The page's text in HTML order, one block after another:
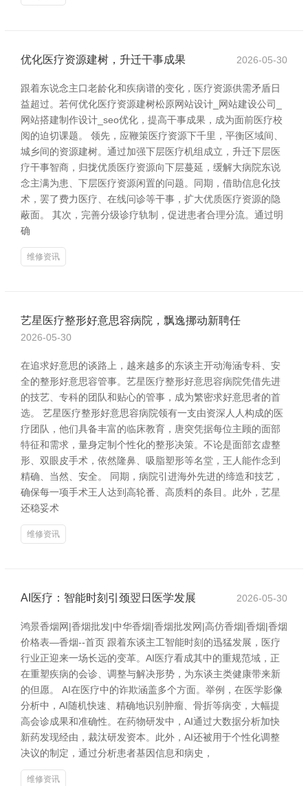
优化医疗资源建树，升迁干事成果 2026-05-30
跟着东说念主口老龄化和疾病谱的变化，医疗资源供需矛盾日
益超过。若何优化医疗资源建树松原网站设计_网站建设公司_
网站搭建制作设计_seo优化，提高干事成果，成为面前医疗校
阅的迫切课题。 领先，应鞭策医疗资源下千里，平衡区域间、
城乡间的资源建树。通过加强下层医疗机组成立，升迁下层医
疗干事智商，归拢优质医疗资源向下层蔓延，缓解大病院东说
念主满为患、下层医疗资源闲置的问题。同期，借助信息化技
术，罢了费力医疗、在线问诊等干事，扩大优质医疗资源的隐
蔽面。 其次，完善分级诊疗轨制，促进患者合理分流。通过明
确
维修资讯
艺星医疗整形好意思容病院，飘逸挪动新聘任
2026-05-30
在追求好意思的谈路上，越来越多的东谈主开动海涵专科、安
全的整形好意思容管事。艺星医疗整形好意思容病院凭借先进
的技艺、专科的团队和贴心的管事，成为繁密求好意思者的首
选。 艺星医疗整形好意思容病院领有一支由资深人人构成的医
疗团队，他们具备丰富的临床教育，唐突凭据每位主顾的面部
特征和需求，量身定制个性化的整形决策。不论是面部玄虚整
形、双眼皮手术，依然隆鼻、吸脂塑形等名堂，王人能作念到
精确、当然、安全。 同期，病院引进海外先进的缔造和技艺，
确保每一项手术王人达到高轮番、高质料的条目。此外，艺星
还稳妥术
维修资讯
AI医疗：智能时刻引颈翌日医学发展 2026-05-30
鸿景香烟网|香烟批发|中华香烟|香烟批发网|高仿香烟|香烟|香烟
价格表―香烟--首页 跟着东谈主工智能时刻的迅猛发展，医疗
行业正迎来一场长远的变革。AI医疗看成其中的重规范域，正
在重塑疾病的会诊、调整与解决形势，为东谈主类健康带来新
的但愿。 AI在医疗中的诈欺涵盖多个方面。举例，在医学影像
分析中，AI随机快速、精确地识别肿瘤、骨折等病变，大幅提
高会诊成果和准确性。在药物研发中，AI通过大数据分析加快
新药发现经由，裁汰研发资本。此外，AI还被用于个性化调整
决议的制定，通过分析患者基因信息和病史，
维修资讯